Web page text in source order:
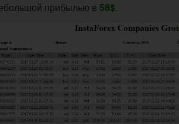
прибылью в 58$.